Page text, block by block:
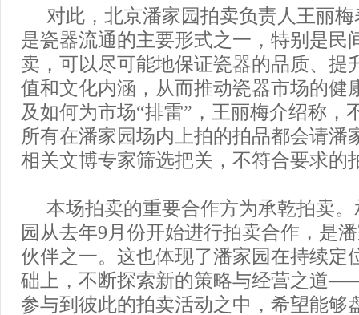
对此，北京潘家园拍卖负责人王丽
是瓷器流通的主要形式之一，特别是民
卖，可以尽可能地保证瓷器的品质、提
值和文化内涵，从而推动瓷器市场的健
及如何为市场“排雷”，王丽梅介绍称，
所有在潘家园场内上拍的拍品都会请潘
相关文博专家筛选把关，不符合要求的
本场拍卖的重要合作方为承乾拍卖
园从去年9月份开始进行拍卖合作，是
伙伴之一。这也体现了潘家园在持续定
础上，不断探索新的策略与经营之道
参与到彼此的拍卖活动之中，希望能够